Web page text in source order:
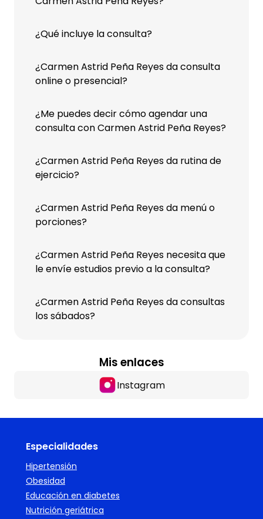
¿Qué incluye la consulta?
¿Carmen Astrid Peña Reyes da consulta
online o presencial?
¿Me puedes decir cómo agendar una
consulta con Carmen Astrid Peña Reyes?
¿Carmen Astrid Peña Reyes da rutina de
ejercicio?
¿Carmen Astrid Peña Reyes da menú o
porciones?
¿Carmen Astrid Peña Reyes necesita que
le envíe estudios previo a la consulta?
¿Carmen Astrid Peña Reyes da consultas
los sábados?
Mis enlaces
Instagram
Especialidades
Hipertensión
Obesidad
Educación en diabetes
Nutrición geriátrica